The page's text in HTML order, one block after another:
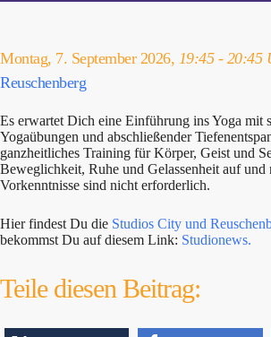
Montag, 7. September 2026, 19:45 - 20:45
Reuschenberg
Es erwartet Dich eine Einführung ins Yoga mit
Yogaübungen und abschließender
ganzheitliches Training für Körper, Geist und
Beweglichkeit, Ruhe und Gelassenheit auf und
Vorkenntnisse sind nicht erforderlich.
Hier findest Du die Studios City und
bekommst Du auf diesem Link: Studionews.
Teile diesen Beitrag: